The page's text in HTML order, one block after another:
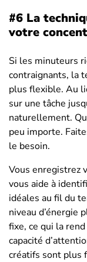
#6 La
votre
Si les minuteurs
contraignants, la
plus flexible. Au
sur une tâche
naturellement.
peu importe.
le besoin.
Vous enregistrez
vous aide à
idéales au fil du
niveau d’énergie
fixe, ce qui la
capacité
créatifs sont plus